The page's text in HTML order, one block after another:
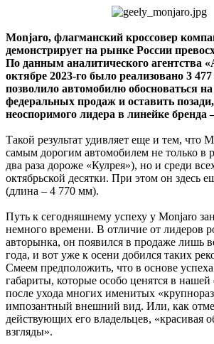
Monjaro, флагманский кроссовер
демонстрирует на рынке России
По данным аналитического агентства
октябре 2023-го было реализовано 3
позволило автомобилю обосноваться
федеральных продаж и оставить
неоспоримого лидера в линейке бренда
Такой результат удивляет еще и тем, что
самым дорогим автомобилем не только в
два раза дороже «Кулрея»), но и среди
октябрьской десятки. При этом он здесь
(длина – 4 770 мм).
Путь к сегодняшнему успеху у Monjaro
немного времени. В отличие от лидеров
авторынка, он появился в продаже лишь
года, и вот уже к осени добился таких
Смеем предположить, что в основе
габариты, которые особо ценятся в нашей
после ухода многих именитых
импозантный внешний вид. Или, как
действующих его владельцев, «красивая
взгляды».